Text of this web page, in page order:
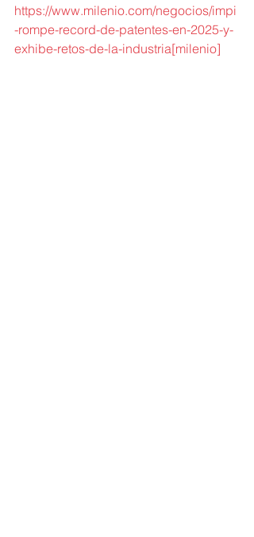
https://www.milenio.com/negocios/impi
-rompe-record-de-patentes-en-2025-y-
exhibe-retos-de-la-industria[milenio]